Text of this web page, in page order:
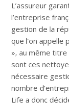
L’assureur
l’entreprise
gestion de la
que l’on appelle
», au même titre
sont ces
nécessaire
nombre
Life a donc